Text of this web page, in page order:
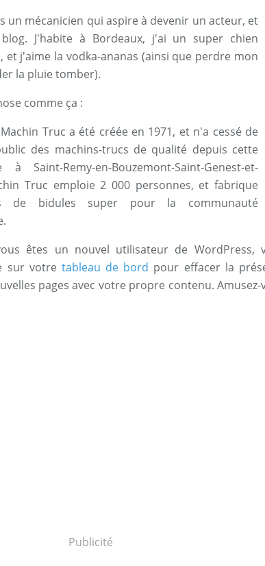
un mécanicien qui aspire à devenir un acteur, et
J'habite à Bordeaux, j'ai un super chien
et j'aime la vodka-ananas (ainsi que perdre mon
la pluie tomber).
comme ça :
Truc a été créée en 1971, et n'a cessé de
des machins-trucs de qualité depuis cette
Saint-Remy-en-Bouzemont-Saint-Genest-et-
Truc emploie 2 000 personnes, et fabrique
de bidules super pour la communauté
êtes un nouvel utilisateur de WordPress,
sur votre tableau de bord pour effacer la
pages avec votre propre contenu. Amusez-
Publicité